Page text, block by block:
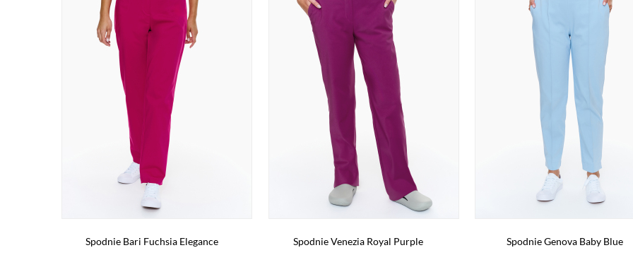
Spodnie Bari Fuchsia Elegance Spodnie Venezia Royal Purple Spodnie Genova Baby Blue